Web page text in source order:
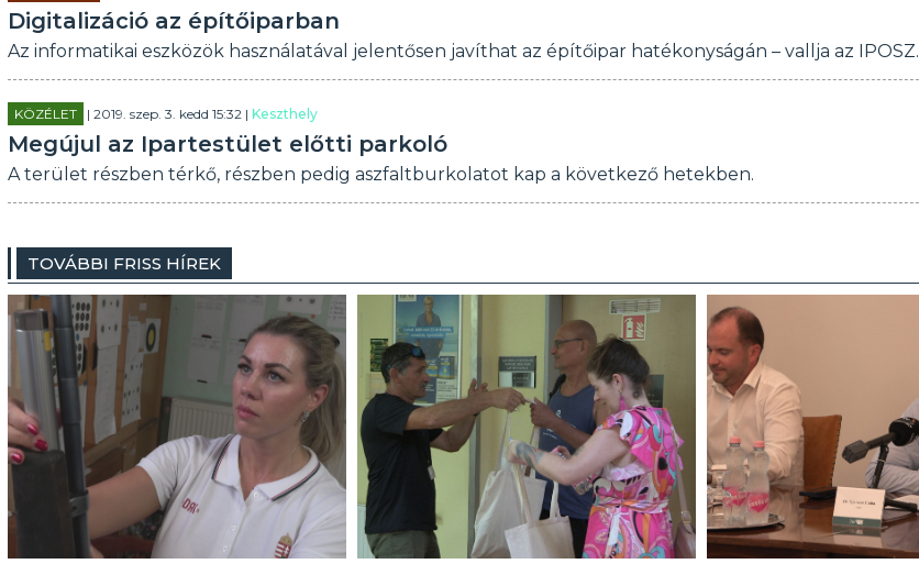
Digitalizáció az építőiparban
Az informatikai eszközök használatával jelentősen javíthat az építőipar hatékonyságán – vallja az IPOSZ.
KÖZÉLET | 2019. szep. 3. kedd 15:32 | Keszthely
Megújul az Ipartestület előtti parkoló
A terület részben térkő, részben pedig aszfaltburkolatot kap a következő hetekben.
TOVÁBBI FRISS HÍREK